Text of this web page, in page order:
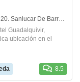
Calzada Duquesa Isabel 20. Sanlucar De Barrameda
Guadalquivir,
ubicación en el
8.5